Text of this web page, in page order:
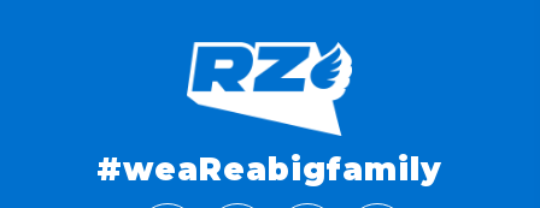
#weaReabigfamily